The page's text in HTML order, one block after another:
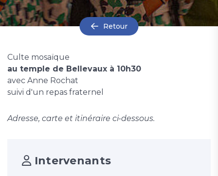
Retour
Culte mosaïque
au temple de Bellevaux à 10h30
avec Anne Rochat
suivi d'un repas fraternel
Adresse, carte et itinéraire ci-dessous.
Intervenants